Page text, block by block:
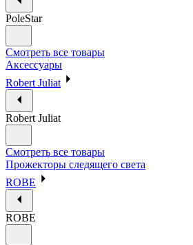
PoleStar
Смотреть все товары
Аксессуары
Robert Juliat
Robert Juliat
Смотреть все товары
Прожекторы следящего света
ROBE
ROBE